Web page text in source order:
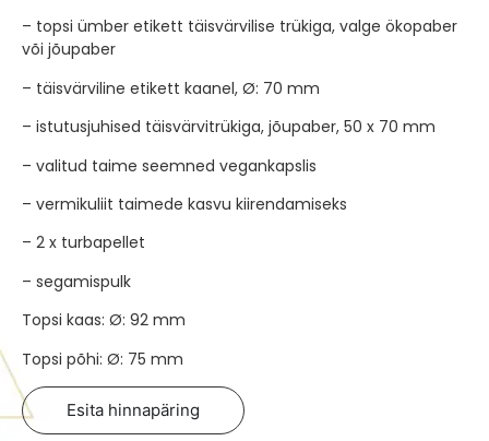
– topsi ümber etikett täisvärvilise trükiga, valge ökopaber
või jõupaber
– täisvärviline etikett kaanel, Ø: 70 mm
– istutusjuhised täisvärvitrükiga, jõupaber, 50 x 70 mm
– valitud taime seemned vegankapslis
– vermikuliit taimede kasvu kiirendamiseks
– 2 x turbapellet
– segamispulk
Topsi kaas: Ø: 92 mm
Topsi põhi: Ø: 75 mm
Esita hinnapäring